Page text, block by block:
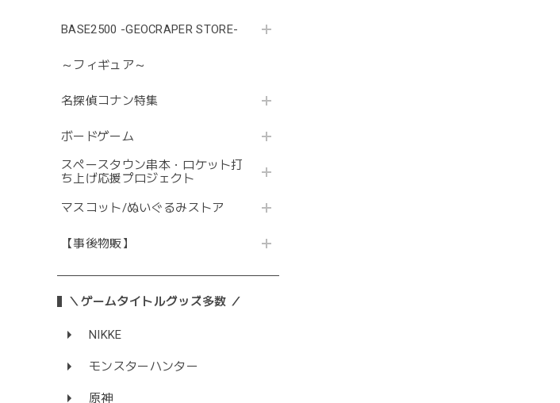
BASE2500 -GEOCRAPER STORE-
～フィギュア～
名探偵コナン特集
ボードゲーム
スペースタウン串本・ロケット打
ち上げ応援プロジェクト
マスコット/ぬいぐるみストア
【事後物販】
＼ゲームタイトルグッズ多数 ／
NIKKE
モンスターハンター
原神